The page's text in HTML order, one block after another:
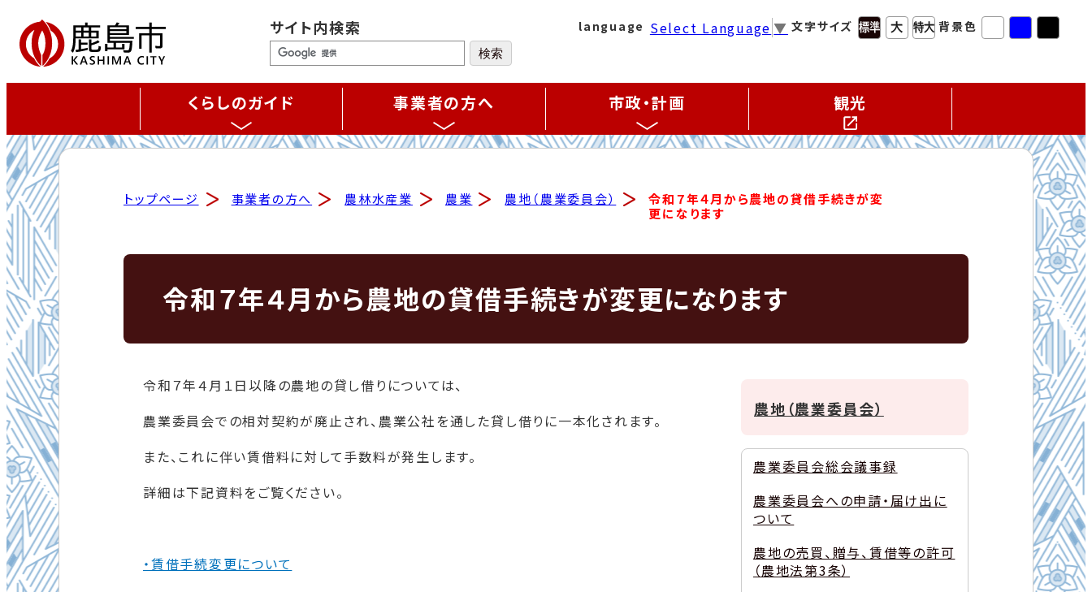
サイト内検索 language Select Language ▼ 文字サイズ 背景色
くらしのガイド 事業者の方へ 市政・計画 観光
トップページ 事業者の方へ 農林水産業 農業 農地（農業委員会）
令和７年４月から農地の貸借手続きが変
更になります
令和７年４月から農地の貸借手続きが変更になります
令和７年４月１日以降の農地の貸し借りについては、
農業委員会での相対契約が廃止され、農業公社を通した貸し借りに一本化されます。
また、これに伴い賃借料に対して手数料が発生します。
詳細は下記資料をご覧ください。
・賃借手続変更について
農地（農業委員会）
農業委員会総会議事録
農業委員会への申請・届け出に
ついて
農地の売買、贈与、賃借等の許可
（農地法第3条）